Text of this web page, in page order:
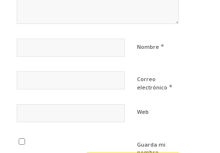
Nombre *
Correo
electrónico *
Web
Guarda mi